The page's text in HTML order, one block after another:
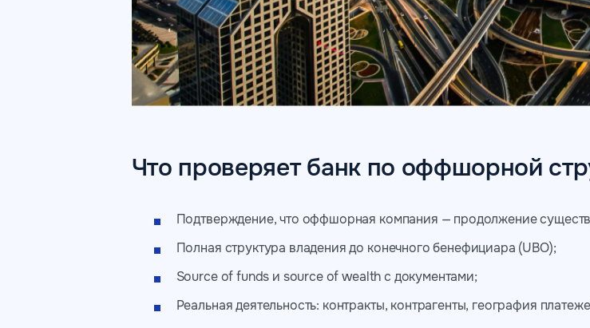
Что проверяет банк по оффшорной
Подтверждение, что оффшорная компания — продолжение
Полная структура владения до конечного бенефициара (UBO);
Source of funds и source of wealth с документами;
Реальная деятельность: контракты, контрагенты, география